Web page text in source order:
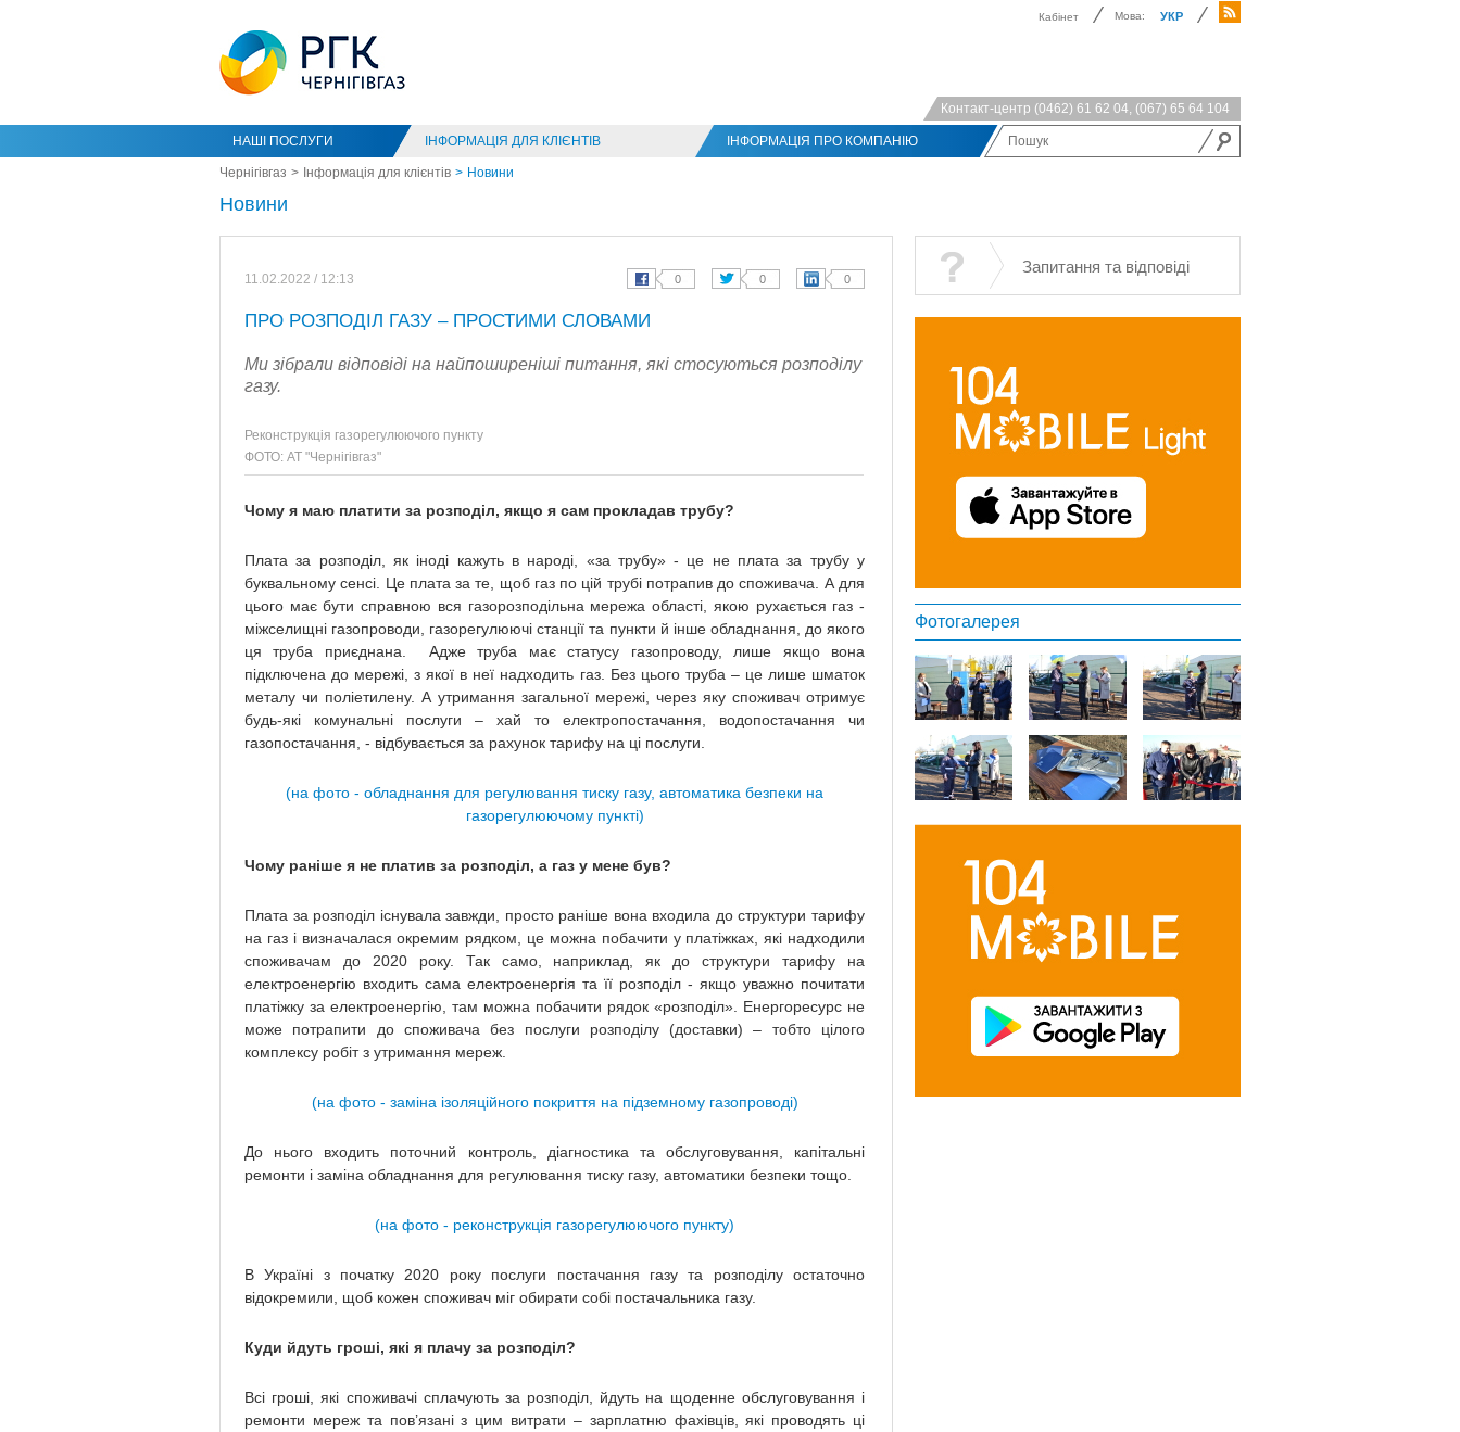
Кабінет Мова: УКР
Контакт-центр (0462) 61 62 04, (067) 65 64 104
НАШІ ПОСЛУГИ ІНФОРМАЦІЯ ДЛЯ КЛІЄНТІВ ІНФОРМАЦІЯ ПРО КОМПАНІЮ
Чернігівгаз Інформація для клієнтів Новини
Новини
11.02.2022 / 12:13
ПРО РОЗПОДІЛ ГАЗУ – ПРОСТИМИ СЛОВАМИ
Ми зібрали відповіді на найпоширеніші питання, які стосуються розподілу
газу.
Реконструкція газорегулюючого пункту
ФОТО: АТ "Чернігівгаз"
Чому я маю платити за розподіл, якщо я сам прокладав трубу?
Плата за розподіл, як іноді кажуть в народі, «за трубу» - це не плата за трубу у
буквальному сенсі. Це плата за те, щоб газ по цій трубі потрапив до споживача. А для
цього має бути справною вся газорозподільна мережа області, якою рухається газ -
міжселищні газопроводи, газорегулюючі станції та пункти й інше обладнання, до якого
ця труба приєднана. Адже труба має статусу газопроводу, лише якщо вона
підключена до мережі, з якої в неї надходить газ. Без цього труба – це лише шматок
металу чи поліетилену. А утримання загальної мережі, через яку споживач отримує
будь-які комунальні послуги – хай то електропостачання, водопостачання чи
газопостачання, - відбувається за рахунок тарифу на ці послуги.
(на фото - обладнання для регулювання тиску газу, автоматика безпеки на
газорегулюючому пункті)
Чому раніше я не платив за розподіл, а газ у мене був?
Плата за розподіл існувала завжди, просто раніше вона входила до структури тарифу
на газ і визначалася окремим рядком, це можна побачити у платіжках, які надходили
споживачам до 2020 року. Так само, наприклад, як до структури тарифу на
електроенергію входить сама електроенергія та її розподіл - якщо уважно почитати
платіжку за електроенергію, там можна побачити рядок «розподіл». Енергоресурс не
може потрапити до споживача без послуги розподілу (доставки) – тобто цілого
комплексу робіт з утримання мереж.
(на фото - заміна ізоляційного покриття на підземному газопроводі)
До нього входить поточний контроль, діагностика та обслуговування, капітальні
ремонти і заміна обладнання для регулювання тиску газу, автоматики безпеки тощо.
(на фото - реконструкція газорегулюючого пункту)
В Україні з початку 2020 року послуги постачання газу та розподілу остаточно
відокремили, щоб кожен споживач міг обирати собі постачальника газу.
Куди йдуть гроші, які я плачу за розподіл?
Всі гроші, які споживачі сплачують за розподіл, йдуть на щоденне обслуговування і
ремонти мереж та пов’язані з цим витрати – зарплатню фахівців, які проводять ці
Запитання та відповіді
Фотогалерея